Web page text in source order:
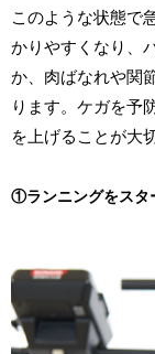
このような状態で
かりやすくなり、
か、肉ばなれや関
ります。ケガを予
を上げることが大
①ランニングをスタ